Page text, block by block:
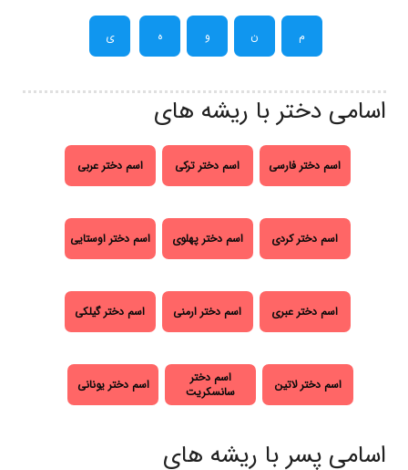
م ن و ه ی
اسامی دختر با ریشه های
اسم دختر فارسی اسم دختر ترکی اسم دختر عربی
اسم دختر کردی اسم دختر پهلوی اسم دختر اوستایی
اسم دختر عبری اسم دختر ارمنی اسم دختر گیلکی
اسم دختر لاتین
اسم دختر
سانسکریت
اسم دختر یونانی
اسامی پسر با ریشه های